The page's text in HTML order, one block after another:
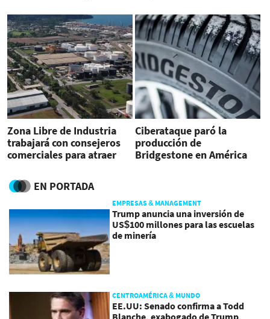
Zona Libre de Industria
trabajará con consejeros
comerciales para atraer
Ciberataque paró la
producción de
Bridgestone en América
EN PORTADA
EMPRESAS & MANAGEMENT
Trump anuncia una inversión de
US$100 millones para las escuelas
de minería
CENTROAMÉRICA & MUNDO
EE.UU: Senado confirma a Todd
Blanche, exabogado de Trump,